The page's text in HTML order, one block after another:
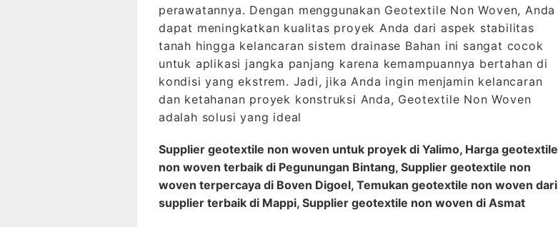
perawatannya. Dengan menggunakan Geotextile Non Woven, Anda
dapat meningkatkan kualitas proyek Anda dari aspek stabilitas
tanah hingga kelancaran sistem drainase Bahan ini sangat cocok
untuk aplikasi jangka panjang karena kemampuannya bertahan di
kondisi yang ekstrem. Jadi, jika Anda ingin menjamin kelancaran
dan ketahanan proyek konstruksi Anda, Geotextile Non Woven
adalah solusi yang ideal
Supplier geotextile non woven untuk proyek di Yalimo, Harga geotextile
non woven terbaik di Pegunungan Bintang, Supplier geotextile non
woven terpercaya di Boven Digoel, Temukan geotextile non woven dari
supplier terbaik di Mappi, Supplier geotextile non woven di Asmat